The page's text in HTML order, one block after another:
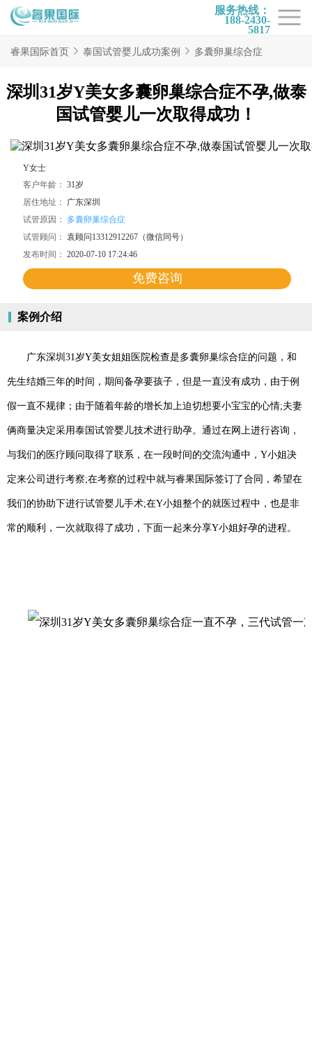
服务热线：
188-2430-
5817
首页
睿果国际
睿果国际首页 泰国试管婴儿成功案例 多囊卵巢综合症
深圳31岁Y美女多囊卵巢综合症不孕,做泰
国试管婴儿一次取得成功！
Y女士
客户年龄： 31岁
居住地址：
广东深圳
试管原因：
多囊卵巢综合症
试管顾问： 袁顾问13312912267（微信同号）
发布时间： 2020-07-10 17:24:46
免费咨询
案例介绍
广东深圳31岁Y美女姐姐医院检查是多囊卵巢综合症的问题，和
先生结婚三年的时间，期间备孕要孩子，但是一直没有成功，由于例
假一直不规律；由于随着年龄的增长加上迫切想要小宝宝的心情;夫妻
俩商量决定采用泰国试管婴儿技术进行助孕。通过在网上进行咨询，
与我们的医疗顾问取得了联系，在一段时间的交流沟通中，Y小姐决
定来公司进行考察;在考察的过程中就与睿果国际签订了合同，希望在
我们的协助下进行试管婴儿手术;在Y小姐整个的就医过程中，也是非
常的顺利，一次就取得了成功，下面一起来分享Y小姐好孕的进程。